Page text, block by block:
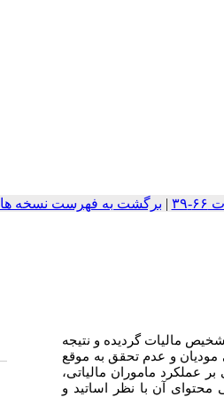
| برگشت به فهرست نسخه ها
مالیات گردیده و نتیجه
مودیان و عدم تحقق به موقع
بر عملکرد ماموران مالیاتی،
اتید و